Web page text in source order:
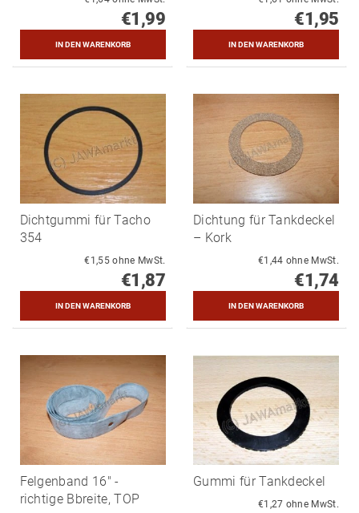
€1,99 €1,95
Dichtgummi für Tacho
354
€1,55 ohne MwSt.
€1,87
Dichtung für Tankdeckel
– Kork
€1,44 ohne MwSt.
€1,74
Felgenband 16" -
richtige Bbreite, TOP
Gummi für Tankdeckel
€1,27 ohne MwSt.